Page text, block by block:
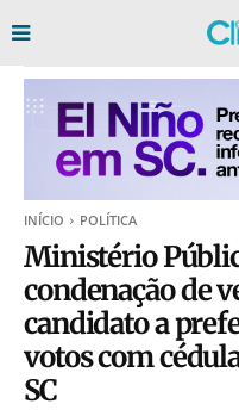
INÍCIO POLÍTICA
Ministério
condenação de
candidato a
votos com
SC